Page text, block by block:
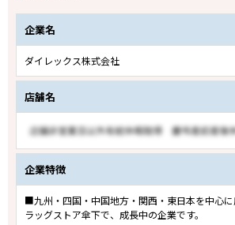
企業名
ダイレックス株式会社
店舗名
企業特徴
■九州・四国・中国地方・関西・東日本を中心
ラッグストア傘下で、成長中の企業です。